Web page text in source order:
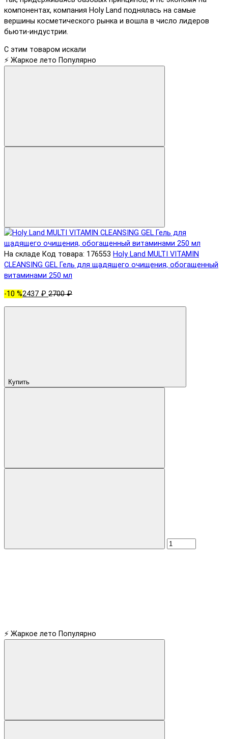
компонентах, компания Holy Land поднялась на самые
вершины косметического рынка и вошла в число лидеров
бьюти-индустрии.
С этим товаром искали
⚡ Жаркое лето Популярно
На складе Код товара: 176553 Holy Land MULTI VITAMIN
CLEANSING GEL Гель для щадящего очищения, обогащенный
витаминами 250 мл
-10 %2437 ₽ 2700 ₽
Купить
⚡ Жаркое лето Популярно